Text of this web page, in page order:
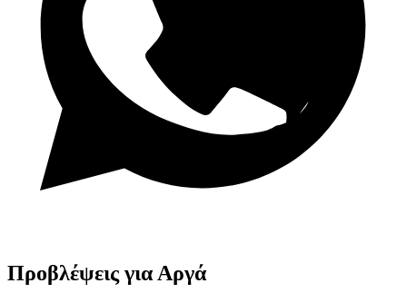
Προβλέψεις για Αργά